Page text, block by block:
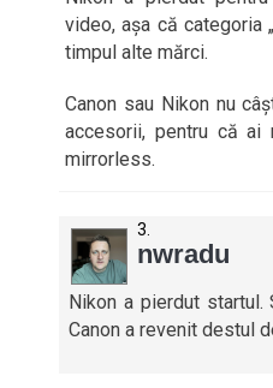
video, așa că categoria
timpul alte mărci.
Canon sau Nikon nu
accesorii, pentru că
mirrorless.
nwradu
Nikon a pierdut startul.
Canon a revenit destul